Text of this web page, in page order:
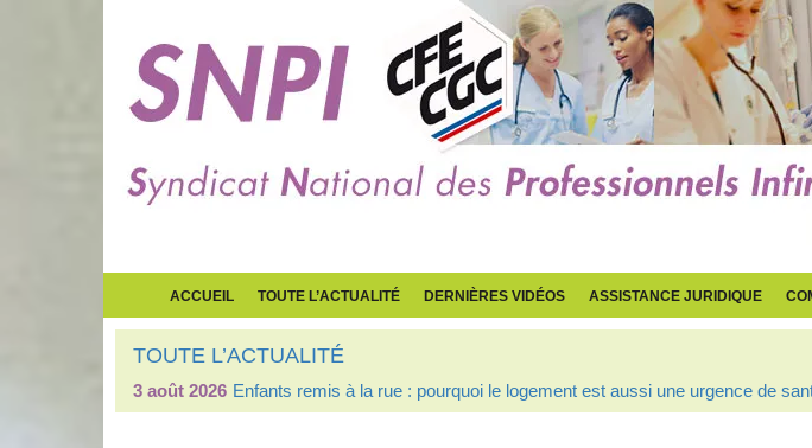
ACCUEIL TOUTE L’ACTUALITÉ DERNIÈRES VIDÉOS ASSISTANCE JURIDIQUE
TOUTE L’ACTUALITÉ
3 août 2026 Enfants remis à la rue : pourquoi le logement est aussi une urgence de